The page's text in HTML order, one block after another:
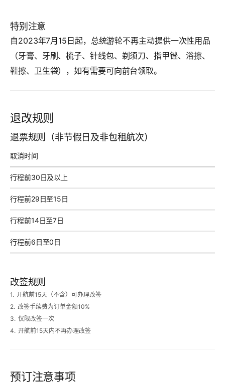
特别注意
自2023年7月15日起，总统游轮不再主动提供一次性用品
（牙膏、牙刷、梳子、针线包、剃须刀、指甲锉、浴擦、
鞋擦、卫生袋），如有需要可向前台领取。
退改规则
退票规则（非节假日及非包租航次）
取消时间
行程前30日及以上
行程前29日至15日
行程前14日至7日
行程前6日至0日
改签规则
1. 开航前15天（不含）可办理改签
2. 改签手续费为订单金额10%
3. 仅限改签一次
4. 开航前15天内不再办理改签
预订注意事项